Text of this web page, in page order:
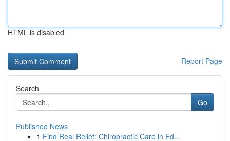
HTML is disabled
Report Page
Search
Go
Published News
1 Find Real Relief: Chiropractic Care in Ed...